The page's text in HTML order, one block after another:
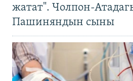
жатат". Чолпон-
Пашиняндын сыны